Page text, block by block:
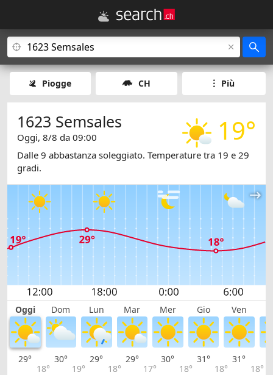
Piogge CH Più
19°
1623 Semsales
Oggi, 8/8 da 09:00
Dalle 9 abbastanza soleggiato. Temperature tra 19 e 29
gradi.
Oggi Dom Lun Mar Mer Gio Ven
29°
18°
30°
19°
29°
18°
29°
17°
30°
18°
31°
18°
31°
18°